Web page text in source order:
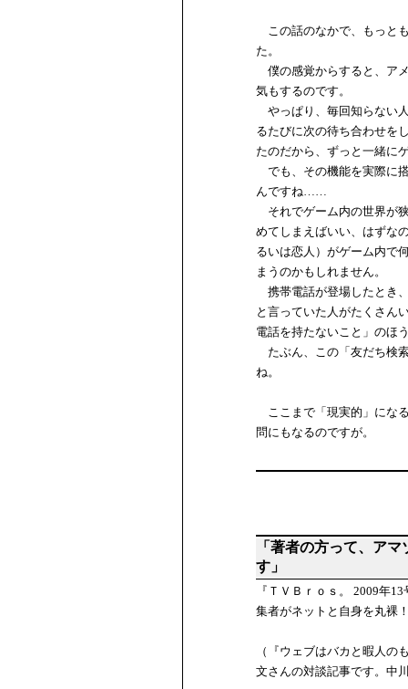
この話のなかで、もっと
た。
僕の感覚からすると、ア
気もするのです。
やっぱり、毎回知らない
るたびに次の待ち合わせを
たのだから、ずっと一緒に
でも、その機能を実際に
んですね……
それでゲーム内の世界が
めてしまえばいい、はずな
るいは恋人）がゲーム内で
まうのかもしれません。
携帯電話が登場したとき
と言っていた人がたくさん
電話を持たないこと」のほ
たぶん、この「友だち検
ね。
ここまで「現実的」にな
問にもなるのですが。
「著者の方って、ア
す」
『ＴＶＢｒｏｓ。 2009年
集者がネットと自身を丸裸
（『ウェブはバカと暇人
文さんの対談記事です。中